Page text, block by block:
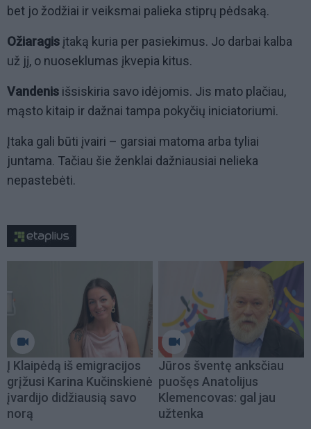
bet jo žodžiai ir veiksmai palieka stiprų pėdsaką.
Ožiaragis įtaką kuria per pasiekimus. Jo darbai kalba
už jį, o nuoseklumas įkvepia kitus.
Vandenis išsiskiria savo idėjomis. Jis mato plačiau,
mąsto kitaip ir dažnai tampa pokyčių iniciatoriumi.
Įtaka gali būti įvairi – garsiai matoma arba tyliai
juntama. Tačiau šie ženklai dažniausiai nelieka
nepastebėti.
Į Klaipėdą iš emigracijos
grįžusi Karina Kučinskienė
įvardijo didžiausią savo
norą
Jūros šventę anksčiau
puošęs Anatolijus
Klemencovas: gal jau
užtenka